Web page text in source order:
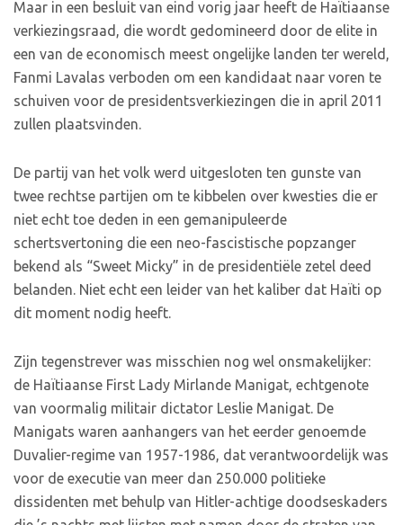
Maar in een besluit van eind vorig jaar heeft de Haïtiaanse
verkiezingsraad, die wordt gedomineerd door de elite in
een van de economisch meest ongelijke landen ter wereld,
Fanmi Lavalas verboden om een kandidaat naar voren te
schuiven voor de presidentsverkiezingen die in april 2011
zullen plaatsvinden.
De partij van het volk werd uitgesloten ten gunste van
twee rechtse partijen om te kibbelen over kwesties die er
niet echt toe deden in een gemanipuleerde
schertsvertoning die een neo-fascistische popzanger
bekend als “Sweet Micky” in de presidentiële zetel deed
belanden. Niet echt een leider van het kaliber dat Haïti op
dit moment nodig heeft.
Zijn tegenstrever was misschien nog wel onsmakelijker:
de Haïtiaanse First Lady Mirlande Manigat, echtgenote
van voormalig militair dictator Leslie Manigat. De
Manigats waren aanhangers van het eerder genoemde
Duvalier-regime van 1957-1986, dat verantwoordelijk was
voor de executie van meer dan 250.000 politieke
dissidenten met behulp van Hitler-achtige doodseskaders